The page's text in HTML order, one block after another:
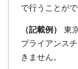
で行うことがで
（記載例）
東
プライアンス
きません。